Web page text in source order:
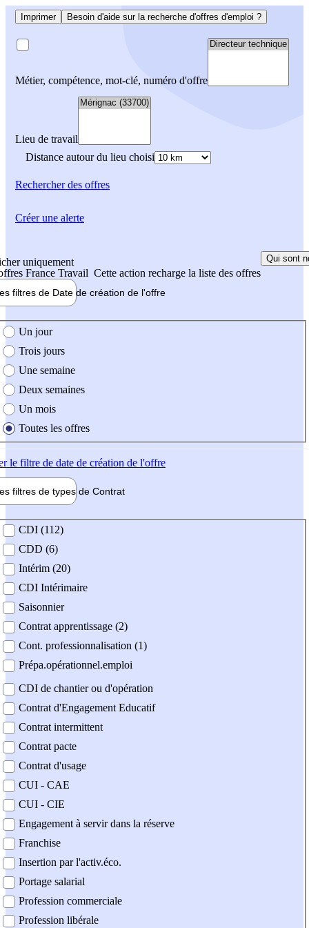
Imprimer Besoin d'aide sur la recherche d'offres d'emploi ?
Métier, compétence, mot-clé, numéro d'offre
Lieu de travail
Distance autour du lieu choisi
Rechercherdes offres
uniquement
France Travail Cette action recharge la liste des offres
Qui sont
filtres de Date de création de l'offre
création de l'offre
Un jour
Trois jours
Une semaine
Deux semaines
Un mois
Toutes les offres
le filtre de date de création de l'offre
filtres de types de Contrat
contrat
CDI (112)
CDD (6)
Intérim (20)
CDI Intérimaire
Saisonnier
Contrat apprentissage (2)
Cont. professionnalisation (1)
Prépa.opérationnel.emploi
CDI de chantier ou d'opération
Contrat d'Engagement Educatif
Contrat intermittent
Contrat pacte
Contrat d'usage
CUI - CAE
CUI - CIE
Engagement à servir dans la réserve
Franchise
Insertion par l'activ.éco.
Portage salarial
Profession commerciale
Profession libérale
Créer une alerte